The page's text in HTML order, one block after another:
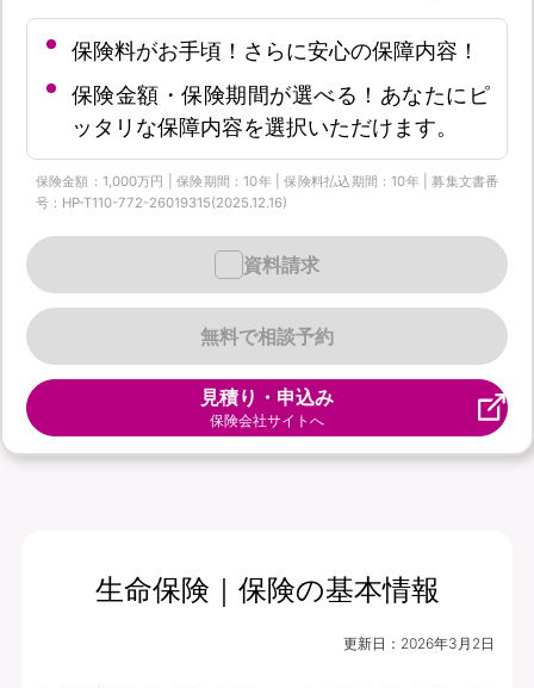
保険料がお手頃！さらに安心の保障内容！
保険金額・保険期間が選べる！あなたにピ
ッタリな保障内容を選択いただけます。
保険金額：1,000万円 | 保険期間：10年 | 保険料払込期間：10年 | 募集文書番
号：HP-T110-772-26019315(2025.12.16)
無料で相談予約
資料請求
見積り・申込み
保険会社サイトへ
生命保険｜保険の基本情報
更新日： 2026年3月2日